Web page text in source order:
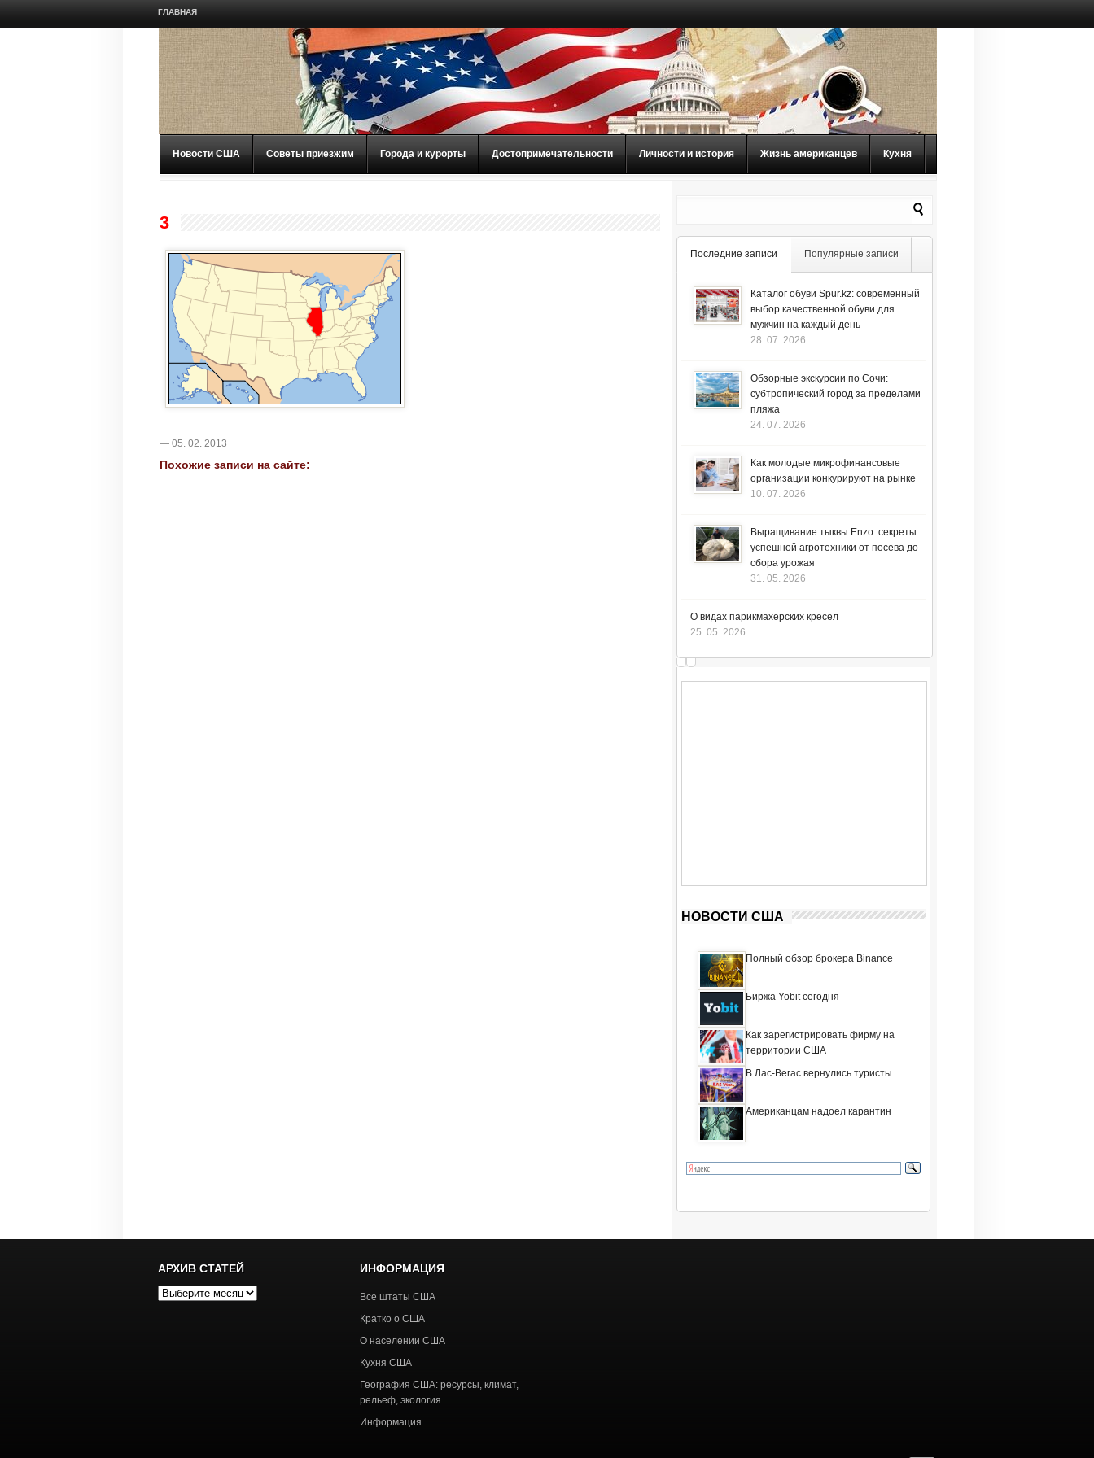
ГЛАВНАЯ
Новости США Советы приезжим Города и курорты Достопримечательности Личности и история Жизнь американцев Кухня
3
— 05. 02. 2013
Похожие записи на сайте:
Последние записи Популярные записи
Каталог обуви Spur.kz: современный
выбор качественной обуви для
мужчин на каждый день
28. 07. 2026
Обзорные экскурсии по Сочи:
субтропический город за пределами
пляжа
24. 07. 2026
Как молодые микрофинансовые
организации конкурируют на рынке
10. 07. 2026
Выращивание тыквы Enzo: секреты
успешной агротехники от посева до
сбора урожая
31. 05. 2026
О видах парикмахерских кресел
25. 05. 2026
НОВОСТИ США
Полный обзор брокера Binance
Биржа Yobit сегодня
Как зарегистрировать фирму на
территории США
В Лас-Вегас вернулись туристы
Американцам надоел карантин
АРХИВ СТАТЕЙ
Архив
ИНФОРМАЦИЯ
Все штаты США
Кратко о США
О населении США
Кухня США
География США: ресурсы, климат,
рельеф, экология
Информация